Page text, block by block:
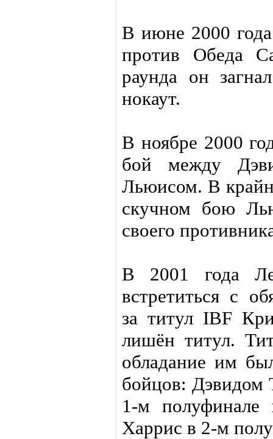
В июне 2000
против Обеда
раунда он
нокаут.
В ноябре 2000
бой между
Льюисом. В
скучном бою
своего
В 2001 года
встретиться с
за титул IBF
лишён титул.
обладание им
бойцов: Дэвидом
1-м
Харрис в 2-м